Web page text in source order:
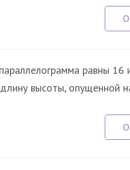
равны
высоты, опущенной